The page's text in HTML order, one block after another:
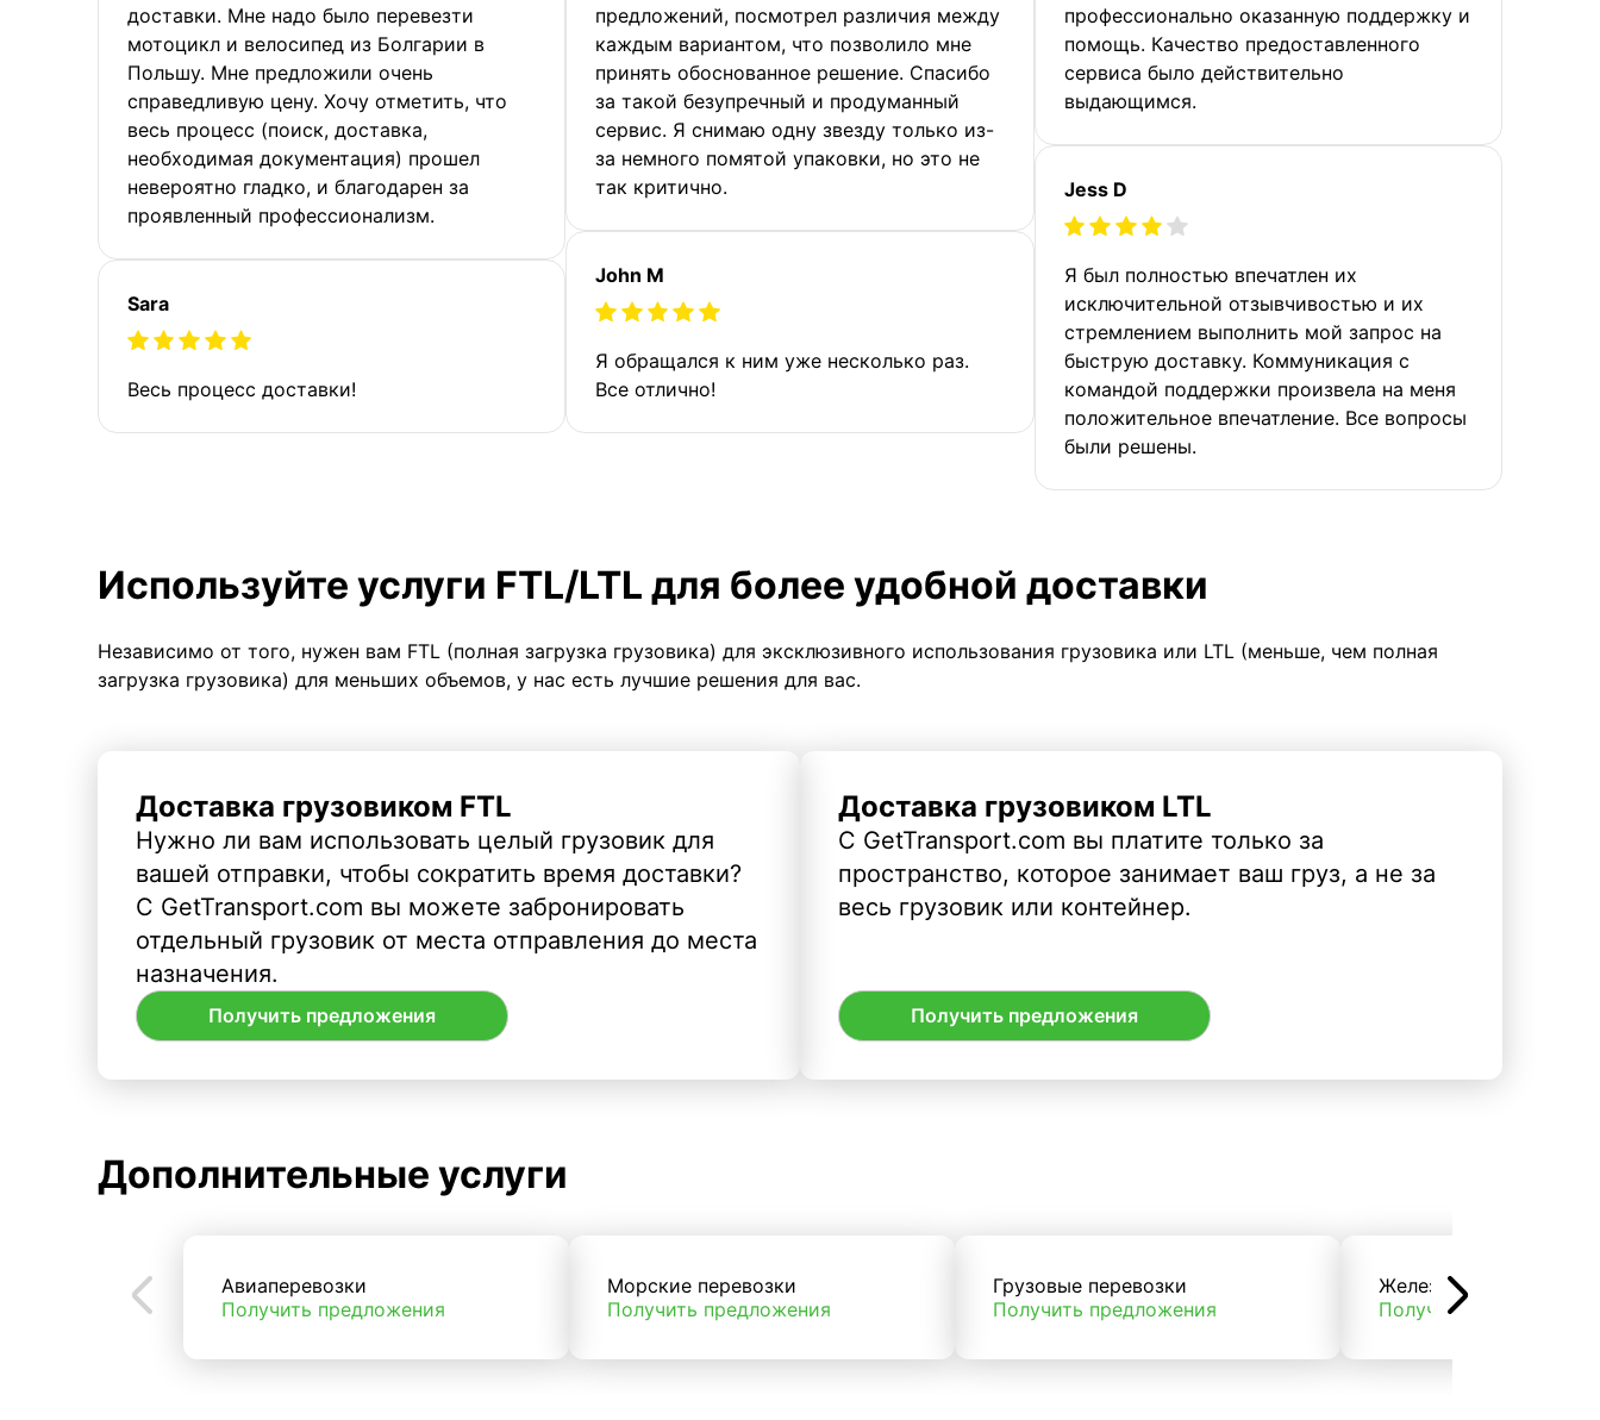
доставки. Мне надо было перевезти
мотоцикл и велосипед из Болгарии в
Польшу. Мне предложили очень
справедливую цену. Хочу отметить, что
весь процесс (поиск, доставка,
необходимая документация) прошел
невероятно гладко, и благодарен за
проявленный профессионализм.
Sara
Весь процесс доставки!
предложений, посмотрел различия между
каждым вариантом, что позволило мне
принять обоснованное решение. Спасибо
за такой безупречный и продуманный
сервис. Я снимаю одну звезду только из-
за немного помятой упаковки, но это не
так критично.
John M
Я обращался к ним уже несколько раз.
Все отлично!
профессионально оказанную поддержку и
помощь. Качество предоставленного
сервиса было действительно
выдающимся.
Jess D
Я был полностью впечатлен их
исключительной отзывчивостью и их
стремлением выполнить мой запрос на
быструю доставку. Коммуникация с
командой поддержки произвела на меня
положительное впечатление. Все вопросы
были решены.
Используйте услуги FTL/LTL для более удобной доставки
Независимо от того, нужен вам FTL (полная загрузка грузовика) для эксклюзивного использования грузовика или LTL (меньше, чем полная
загрузка грузовика) для меньших объемов, у нас есть лучшие решения для вас.
Доставка грузовиком FTL
Нужно ли вам использовать целый грузовик для
вашей отправки, чтобы сократить время доставки?
С GetTransport.com вы можете забронировать
отдельный грузовик от места отправления до места
назначения.
Получить предложения
Доставка грузовиком LTL
С GetTransport.com вы платите только за
пространство, которое занимает ваш груз, а не за
весь грузовик или контейнер.
Получить предложения
Дополнительные услуги
Авиаперевозки
Получить предложения
Морские перевозки
Получить предложения
Грузовые перевозки
Получить предложения
Железнодорожные
Получить